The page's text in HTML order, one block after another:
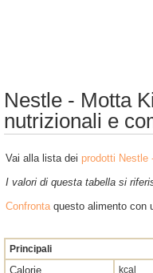
Nestle - Motta
nutrizionali e
Vai alla lista dei prodotti Nestle
I valori di questa tabella si
Confrontaquesto alimento con
Principali
Calorie kcal